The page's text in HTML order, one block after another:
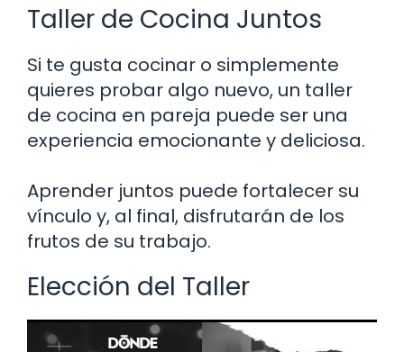
Taller de Cocina Juntos
Si te gusta cocinar o simplemente
quieres probar algo nuevo, un taller
de cocina en pareja puede ser una
experiencia emocionante y deliciosa.
Aprender juntos puede fortalecer su
vínculo y, al final, disfrutarán de los
frutos de su trabajo.
Elección del Taller